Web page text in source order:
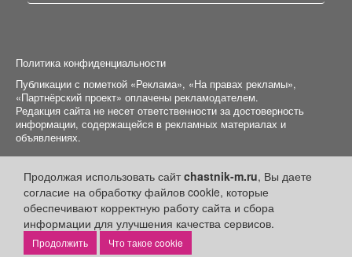
Продолжая использовать сайтchastnik-m.ru, Вы даете
согласие на обработку файлов cookie, которые
обеспечивают корректную работу сайта и сбора
информации для улучшения качества сервисов.
Что такое cookie
Политика конфиденциальности
Публикации с пометкой «Реклама», «На правах рекламы»,
«Партнёрский проект» оплачены рекламодателем.
Редакция сайта не несет ответственности за достоверность
информации, содержащейся в рекламных материалах и
объявлениях.
+16 ООО "Частник-М"